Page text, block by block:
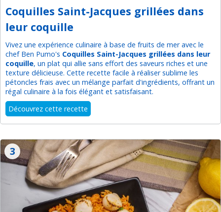
Coquilles Saint-Jacques grillées dans
leur coquille
Vivez une expérience culinaire à base de fruits de mer avec le
chef Ben Pumo's Coquilles Saint-Jacques grillées dans leur
coquille, un plat qui allie sans effort des saveurs riches et une
texture délicieuse. Cette recette facile à réaliser sublime les
pétoncles frais avec un mélange parfait d'ingrédients, offrant un
régal culinaire à la fois élégant et satisfaisant.
Découvrez cette recette
3